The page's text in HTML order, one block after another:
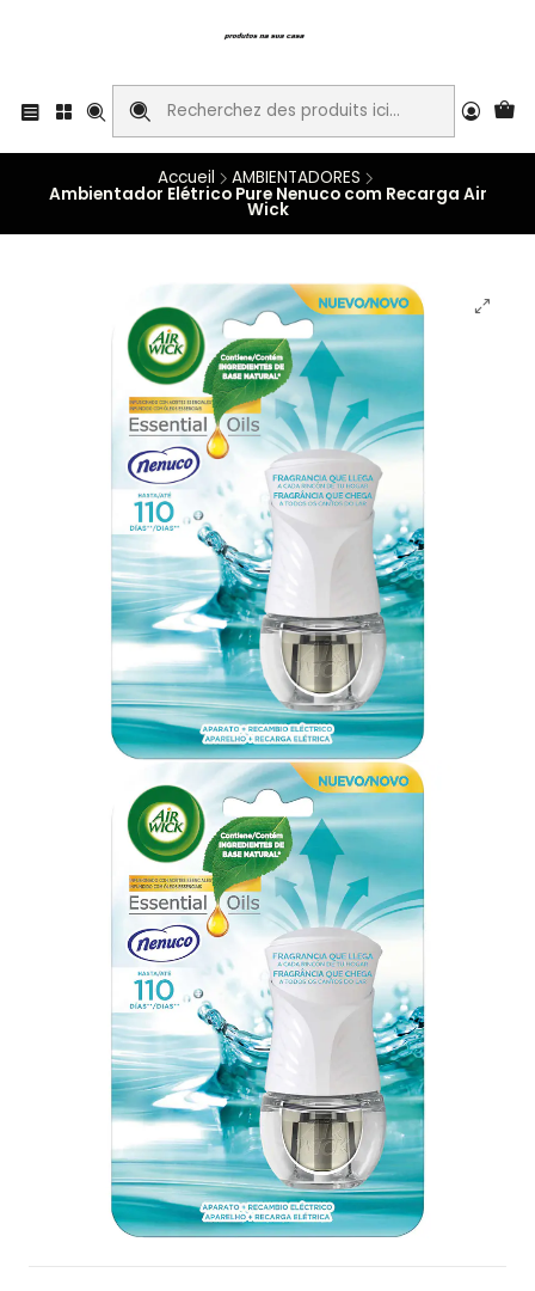
Accueil AMBIENTADORES
Ambientador Elétrico Pure Nenuco com Recarga Air
Wick